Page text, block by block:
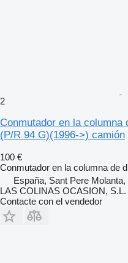
2
Conmutador en la
(P/R 94 G)(1996->) camión
100 €
Conmutador en la columna de
España, Sant Pere
LAS COLINAS OCASION, S.L.
Contacte con el vendedor